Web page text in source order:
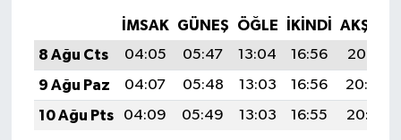
İMSAK GÜNEŞ ÖĞLE İKINDI
AKŞAM
8 Ağu Cts
04:05 05:47 13:04 16:56
20:10
9 Ağu Paz
04:07 05:48 13:03 16:56
20:09
10 Ağu Pts
04:09 05:49 13:03 16:55 20:07